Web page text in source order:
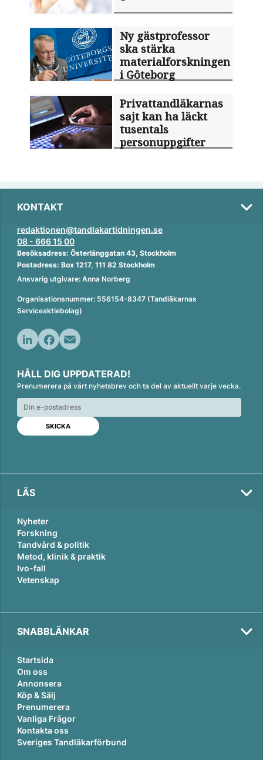
Ny gästprofessor
ska stärka
materialforskningen
i Göteborg
Privattandläkarnas
sajt kan ha läckt
tusentals
personuppgifter
KONTAKT
redaktionen@tandlakartidningen.se
08 - 666 15 00
Besöksadress: Österlånggatan 43, Stockholm
Postadress: Box 1217, 111 82 Stockholm
Ansvarig utgivare: Anna Norberg
Organisationsnummer: 556154-8347 (Tandläkarnas
Serviceaktiebolag)
n
k
e
d
n
c
e
b
o
o
k
a
i
l
HÅLL DIG UPPDATERAD!
Prenumerera på vårt nyhetsbrev och ta del av aktuellt varje vecka.
LÄS
Nyheter
Forskning
Tandvård & politik
Metod, klinik & praktik
Ivo-fall
Vetenskap
SNABBLÄNKAR
Startsida
Om oss
Annonsera
Köp & Sälj
Prenumerera
Vanliga Frågor
Kontakta oss
Sveriges Tandläkarförbund